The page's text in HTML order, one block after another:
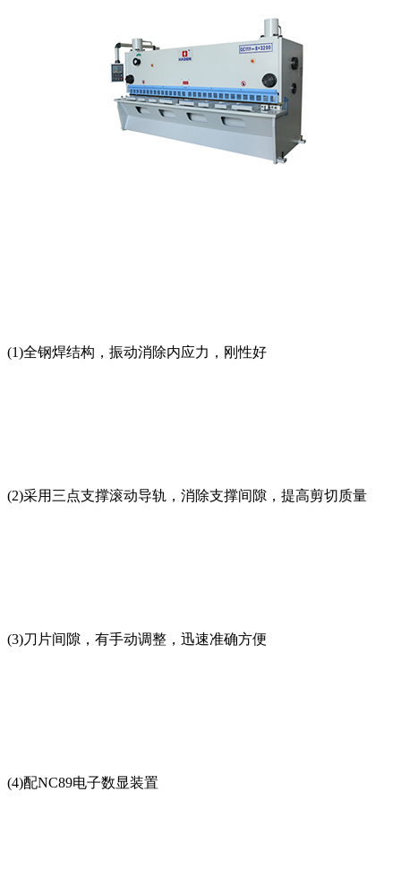
(1)全钢焊结构，振动消除内应力，刚性好
(2)采用三点支撑滚动导轨，消除支撑间隙，提高剪切质量
(3)刀片间隙，有手动调整，迅速准确方便
(4)配NC89电子数显装置